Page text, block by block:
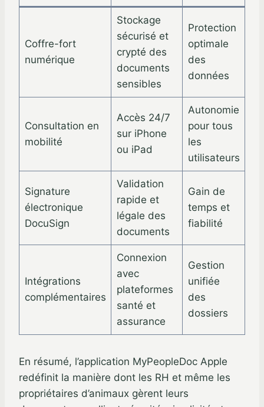
Coffre-fort
numérique
Stockage
sécurisé et
crypté des
documents
sensibles
Protection
optimale
des
données
Consultation en
mobilité
Accès 24/7
sur iPhone
ou iPad
Autonomie
pour tous
les
utilisateurs
Signature
électronique
DocuSign
Validation
rapide et
légale des
documents
Gain de
temps et
fiabilité
Intégrations
complémentaires
Connexion
avec
plateformes
santé et
assurance
Gestion
unifiée
des
dossiers
En résumé, l’application MyPeopleDoc Apple
redéfinit la manière dont les RH et même les
propriétaires d’animaux gèrent leurs